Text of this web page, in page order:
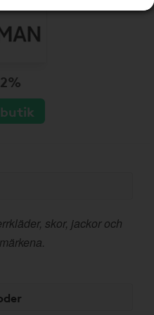
butik
skor, jackor och